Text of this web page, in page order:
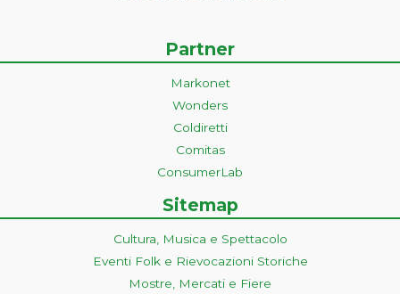
Partner
Markonet
Wonders
Coldiretti
Comitas
ConsumerLab
Sitemap
Cultura, Musica e Spettacolo
Eventi Folk e Rievocazioni Storiche
Mostre, Mercati e Fiere